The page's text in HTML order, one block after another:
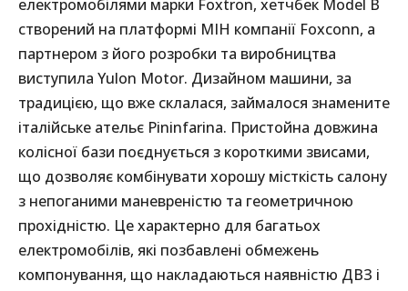
електромобілями марки Foxtron, хетчбек Model B
створений на платформі MIH компанії Foxconn, а
партнером з його розробки та виробництва
виступила Yulon Motor. Дизайном машини, за
традицією, що вже склалася, займалося знамените
італійське ательє Pininfarina. Пристойна довжина
колісної бази поєднується з короткими звисами,
що дозволяє комбінувати хорошу місткість салону
з непоганими маневреністю та геометричною
прохідністю. Це характерно для багатьох
електромобілів, які позбавлені обмежень
компонування, що накладаються наявністю ДВЗ і